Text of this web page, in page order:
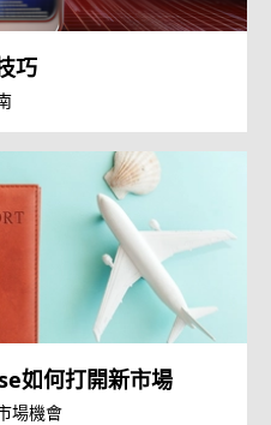
巧
如何打開新市場
場機會